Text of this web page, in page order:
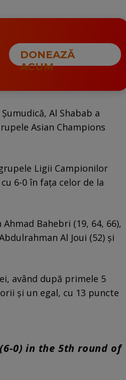
DONEAZĂ
ACUM
Al Shabab a
Asian Champions
Ligii Campionilor
6-0 în fața celor de la
Bahebri (19, 64, 66),
Al Joui (52) şi
având după primele 5
și un egal, cu 13 puncte
0) in the 5th round of